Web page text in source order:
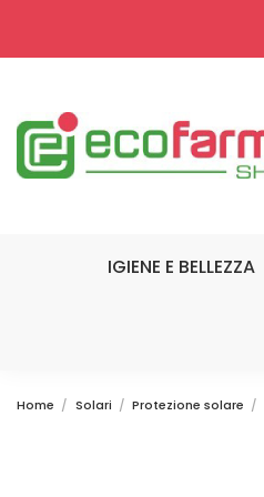
IGIENE E BELLEZZA
Home Solari Protezione solare